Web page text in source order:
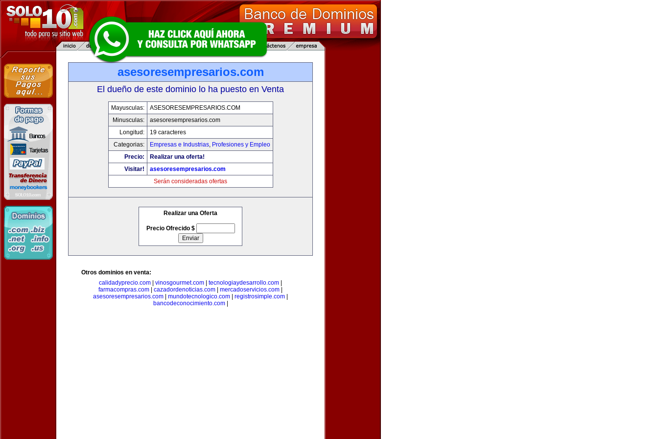
asesoresempresarios.com
El dueño de este dominio lo ha puesto en Venta
Mayusculas:
ASESORESEMPRESARIOS.COM
Minusculas:
asesoresempresarios.com
Longitud:
19 caracteres
Categorias:
Empresas e Industrias, Profesiones y Empleo
Precio:
Realizar una oferta!
Visitar!
asesoresempresarios.com
Serán consideradas ofertas
Realizar una Oferta
Precio Ofrecido $
Otros dominios en venta:
calidadyprecio.com
vinosgourmet.com tecnologiaydesarrollo.com
farmacompras.com
cazadordenoticias.com mercadoservicios.com
asesoresempresarios.com
mundotecnologico.com registrosimple.com
bancodeconocimiento.com|